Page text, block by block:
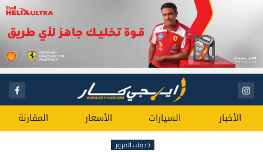
الأخبار السيارات الأسعار المقارنة
خدمات المرور